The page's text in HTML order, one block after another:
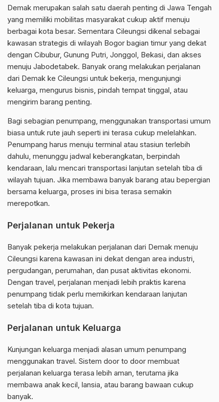
Demak merupakan salah satu daerah penting di Jawa Tengah
yang memiliki mobilitas masyarakat cukup aktif menuju
berbagai kota besar. Sementara Cileungsi dikenal sebagai
kawasan strategis di wilayah Bogor bagian timur yang dekat
dengan Cibubur, Gunung Putri, Jonggol, Bekasi, dan akses
menuju Jabodetabek. Banyak orang melakukan perjalanan
dari Demak ke Cileungsi untuk bekerja, mengunjungi
keluarga, mengurus bisnis, pindah tempat tinggal, atau
mengirim barang penting.
Bagi sebagian penumpang, menggunakan transportasi umum
biasa untuk rute jauh seperti ini terasa cukup melelahkan.
Penumpang harus menuju terminal atau stasiun terlebih
dahulu, menunggu jadwal keberangkatan, berpindah
kendaraan, lalu mencari transportasi lanjutan setelah tiba di
wilayah tujuan. Jika membawa banyak barang atau bepergian
bersama keluarga, proses ini bisa terasa semakin
merepotkan.
Perjalanan untuk Pekerja
Banyak pekerja melakukan perjalanan dari Demak menuju
Cileungsi karena kawasan ini dekat dengan area industri,
pergudangan, perumahan, dan pusat aktivitas ekonomi.
Dengan travel, perjalanan menjadi lebih praktis karena
penumpang tidak perlu memikirkan kendaraan lanjutan
setelah tiba di kota tujuan.
Perjalanan untuk Keluarga
Kunjungan keluarga menjadi alasan umum penumpang
menggunakan travel. Sistem door to door membuat
perjalanan keluarga terasa lebih aman, terutama jika
membawa anak kecil, lansia, atau barang bawaan cukup
banyak.